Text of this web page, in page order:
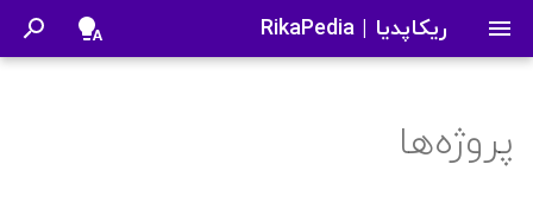
ریکاپدیا | RikaPedia
ادرباره ما
اساتید
وست
کارگاه LaTeX
حمله csrf
تاریخچه علم
پروژه‌ها